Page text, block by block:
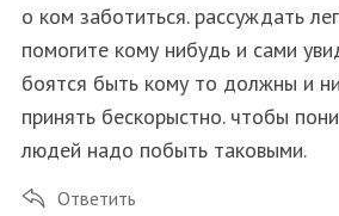
о ком заботиться. рассуждать
помогите кому нибудь и сами
боятся быть кому то должны и
принять бескорыстно. чтобы
людей надо побыть таковыми.
Ответить